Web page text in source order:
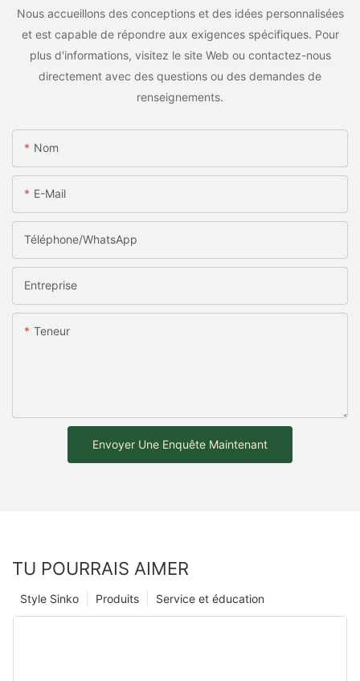
Nous accueillons des conceptions et des idées personnalisées
et est capable de répondre aux exigences spécifiques. Pour
plus d'informations, visitez le site Web ou contactez-nous
directement avec des questions ou des demandes de
renseignements.
Nom
E-Mail
Téléphone/WhatsApp
Entreprise
Teneur
Envoyer Une Enquête Maintenant
TU POURRAIS AIMER
Service et éducation
Produits
Style Sinko